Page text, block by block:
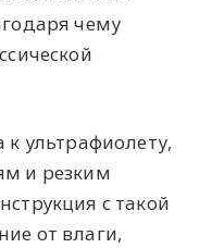
чему
ультрафиолету,
и резким
с такой
от влаги,